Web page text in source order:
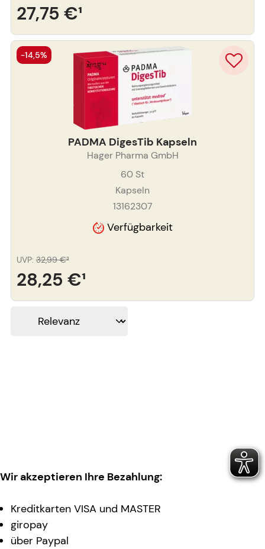
27,75 €¹
PADMA DigesTib Kapseln
Hager Pharma GmbH
60 St
Kapseln
13162307
Verfügbarkeit
28,25 €¹
UVP: 32,99 €³
-14,5%
Wir akzeptieren Ihre Bezahlung:
Kreditkarten VISA und MASTER
giropay
über Paypal